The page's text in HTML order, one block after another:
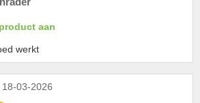
aan
werkt
18-03-2026